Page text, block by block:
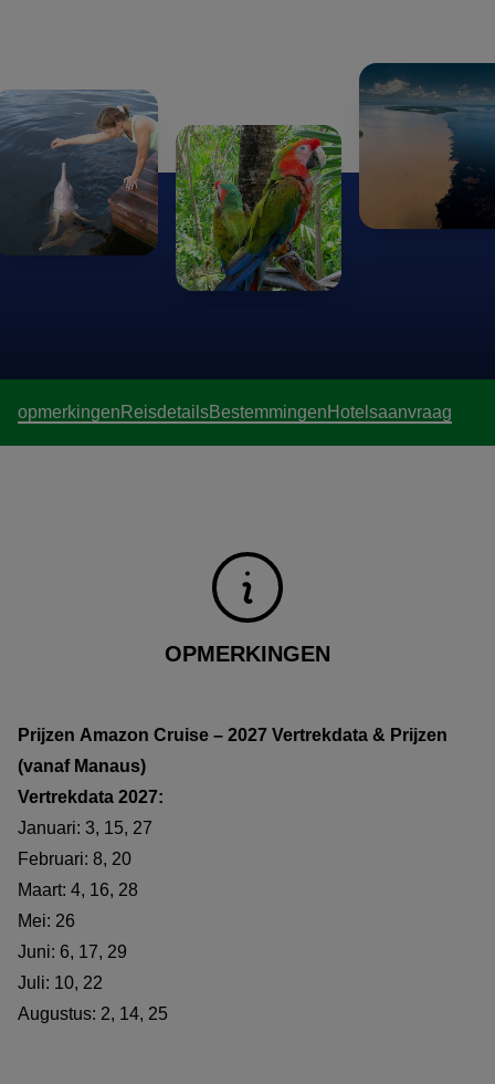
opmerkingenReisdetailsBestemmingenHotelsaanvraag
OPMERKINGEN
Prijzen Amazon Cruise – 2027 Vertrekdata & Prijzen
(vanaf Manaus)
Vertrekdata 2027:
Januari: 3, 15, 27
Februari: 8, 20
Maart: 4, 16, 28
Mei: 26
Juni: 6, 17, 29
Juli: 10, 22
Augustus: 2, 14, 25